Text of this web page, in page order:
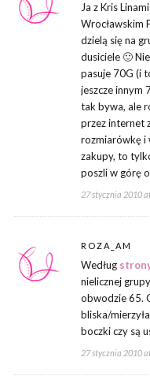
Ja z Kris
Wrocławskim
dzielą się na
dusiciele 🙂
pasuje 70G (i
jeszcze innym
tak bywa, ale
przez internet
rozmiarówkę i
zakupy, to
poszli w górę
27 stycznia 2010
ROZA_AM
Według
nielicznej
obwodzie 65.
bliska/
boczki czy są
27 stycznia 2010